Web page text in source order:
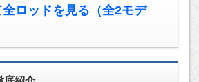
全ロッドを見る（全2モデ